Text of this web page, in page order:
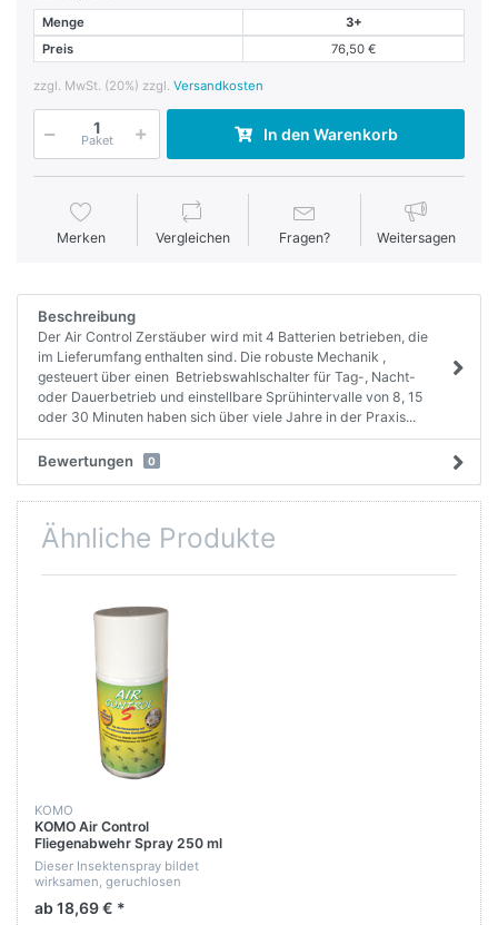
Menge
3+
Preis
76,50 €
zzgl. MwSt. (20%) zzgl. Versandkosten
Paket In den Warenkorb
Merken Vergleichen Fragen? Weitersagen
Beschreibung
Der Air Control Zerstäuber wird mit 4 Batterien betrieben, die
im Lieferumfang enthalten sind. Die robuste Mechanik ,
gesteuert über einen Betriebswahlschalter für Tag-, Nacht-
oder Dauerbetrieb und einstellbare Sprühintervalle von 8, 15
oder 30 Minuten haben sich über viele Jahre in der Praxis...
Bewertungen 0
Ähnliche Produkte
KOMO
KOMO Air Control
Fliegenabwehr Spray 250 ml
Dose
Dieser Insektenspray bildet
wirksamen, geruchlosen
Fliegen , Stechmücken, Wespen
ab 18,69 € *